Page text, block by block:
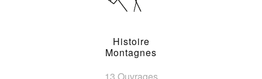
Histoire
Montagnes